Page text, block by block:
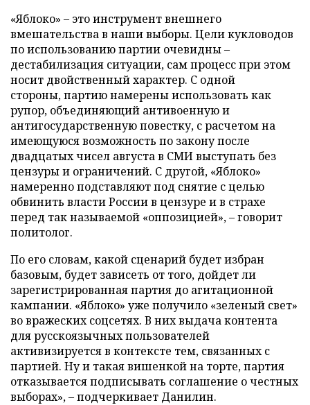
«Яблоко» – это инструмент внешнего
вмешательства в наши выборы. Цели кукловодов
по использованию партии очевидны –
дестабилизация ситуации, сам процесс при этом
носит двойственный характер. С одной
стороны, партию намерены использовать как
рупор, объединяющий антивоенную и
антигосударственную повестку, с расчетом на
имеющуюся возможность по закону после
двадцатых чисел августа в СМИ выступать без
цензуры и ограничений. С другой, «Яблоко»
намеренно подставляют под снятие с целью
обвинить власти России в цензуре и в страхе
перед так называемой «оппозицией», – говорит
политолог.
По его словам, какой сценарий будет избран
базовым, будет зависеть от того, дойдет ли
зарегистрированная партия до агитационной
кампании. «Яблоко» уже получило «зеленый свет»
во вражеских соцсетях. В них выдача контента
для русскоязычных пользователей
активизируется в контексте тем, связанных с
партией. Ну и такая вишенкой на торте, партия
отказывается подписывать соглашение о честных
выборах», – подчеркивает Данилин.